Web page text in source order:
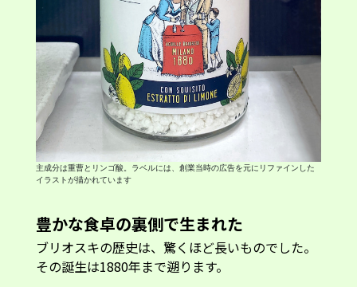
主成分は重曹とリンゴ酸。ラベルには、創業当時の広告を元にリファインした
イラストが描かれています
豊かな食卓の裏側で生まれた
ブリオスキの歴史は、驚くほど長いものでした。
その誕生は1880年まで遡ります。